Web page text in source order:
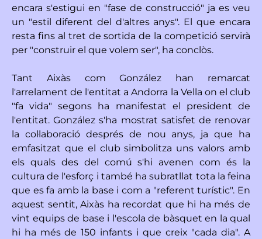
encara s'estigui en "fase de construcció" ja es veu
un "estil diferent del d'altres anys". El que encara
resta fins al tret de sortida de la competició servirà
per "construir el que volem ser", ha conclòs.
Tant Aixàs com González han remarcat
l'arrelament de l'entitat a Andorra la Vella on el club
"fa vida" segons ha manifestat el president de
l'entitat. González s'ha mostrat satisfet de renovar
la col·laboració després de nou anys, ja que ha
emfasitzat que el club simbolitza uns valors amb
els quals des del comú s'hi avenen com és la
cultura de l'esforç i també ha subratllat tota la feina
que es fa amb la base i com a "referent turístic". En
aquest sentit, Aixàs ha recordat que hi ha més de
vint equips de base i l'escola de bàsquet en la qual
hi ha més de 150 infants i que creix "cada dia". A